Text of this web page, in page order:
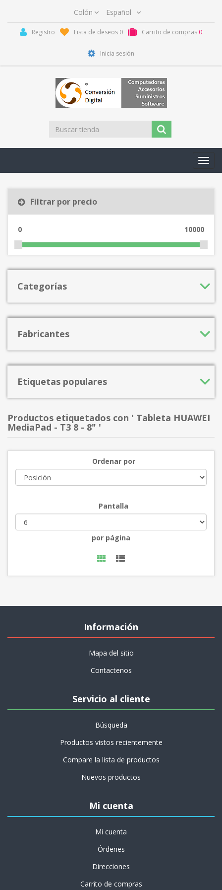
Registro Lista de deseos 0 Carrito de compras 0
Inicia sesión
Filtrar por precio
0 10000
Categorías
Fabricantes
Etiquetas populares
Productos etiquetados con ' Tableta HUAWEI
MediaPad - T3 8 - 8" '
Ordenar por
Pantalla
por página
Información
Mapa del sitio
Contactenos
Servicio al cliente
Búsqueda
Productos vistos recientemente
Compare la lista de productos
Nuevos productos
Mi cuenta
Mi cuenta
Órdenes
Direcciones
Carrito de compras